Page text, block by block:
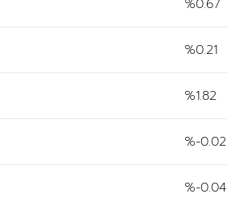
%0.67
%0.21
%1.82
%-0.02
%-0.04